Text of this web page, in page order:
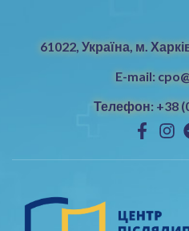
61022, Україна, м.
E-mail:
Телефон: +38